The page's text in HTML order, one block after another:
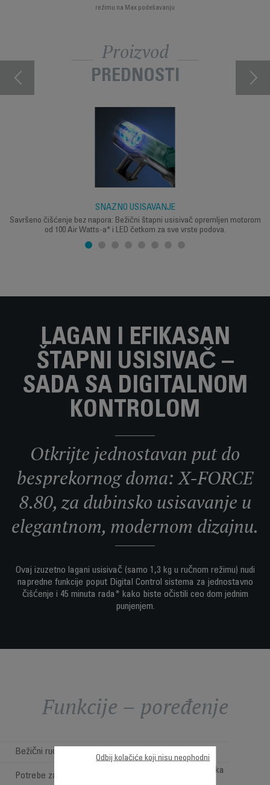
režimu na Max podešavanju
Proizvod
PREDNOSTI
SNAŽNO USISAVANJE
Savršeno čišćenje bez napora: Bežični štapni usisivač opremljen motorom
od 100 Air Watts-a* i LED četkom za sve vrste podova.
LAGAN I EFIKASAN
ŠTAPNI USISIVAČ –
SADA SA DIGITALNOM
KONTROLOM
Otkrijte jednostavan put do
besprekornog doma: X-FORCE
8.80, za dubinsko usisavanje u
elegantnom, modernom dizajnu.
Ovaj izuzetno lagani usisivač (samo 1,3 kg u ručnom režimu) nudi
napredne funkcije poput Digital Control sistema za jednostavno
čišćenje i 45 minuta rada* kako biste očistili ceo dom jednim
punjenjem.
Funkcije – poređenje
Bežični ručni usisivač
Potrebe za čišćenjem
Pod, nameštaj i visoka
Odbij kolačiće koji nisu neophodni